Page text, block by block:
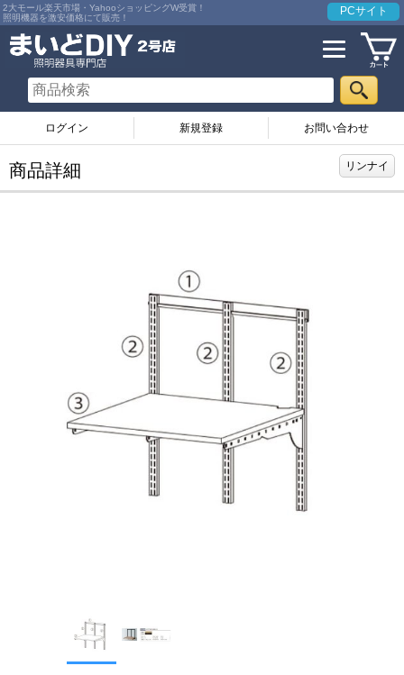
2大モール楽天市場・YahooショッピングW受賞！
照明機器を激安価格にて販売！
PCサイト
ログイン お問い合わせ
商品詳細 リンナイ